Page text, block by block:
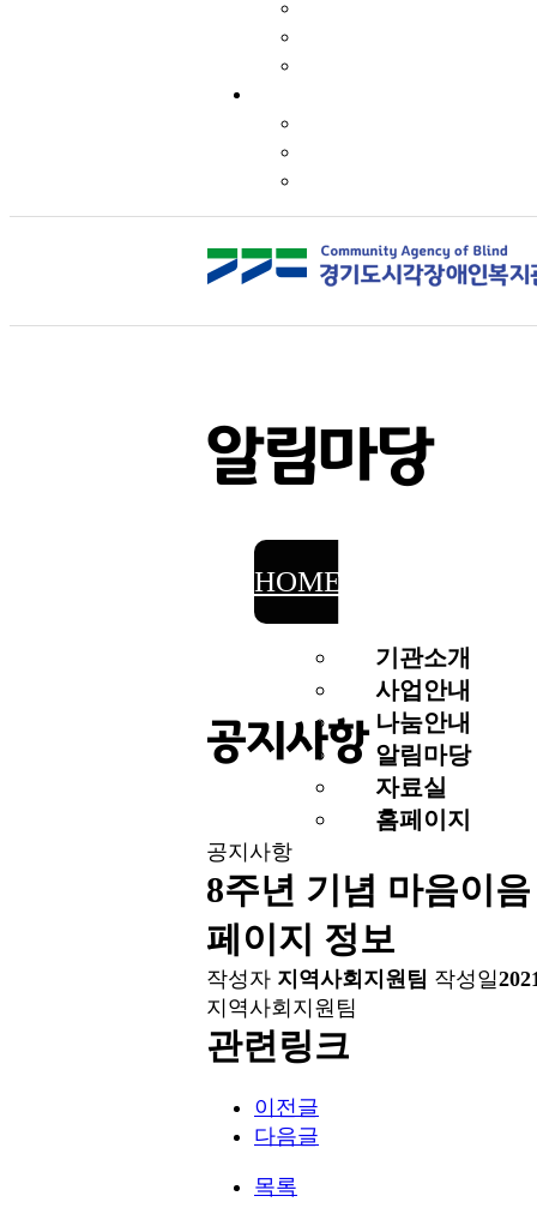
알림마당
HOME
기관소개
사업안내
나눔안내
알림마당
자료실
홈페이지
공지사항
공지사항
8주년 기념 마음이
페이지 정보
작성자 지역사회지원팀 작성일
지역사회지원팀
관련링크
이전글
다음글
목록